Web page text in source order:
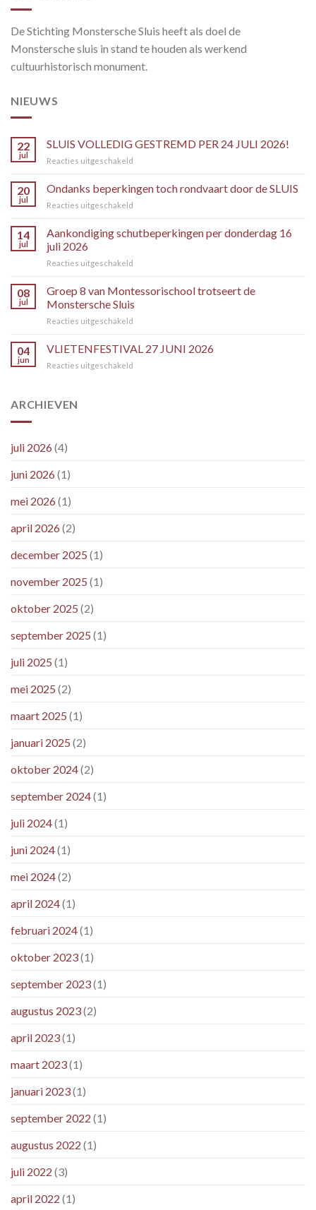
De Stichting Monstersche Sluis heeft als doel de
Monstersche sluis in stand te houden als werkend
cultuurhistorisch monument.
NIEUWS
22
jul
SLUIS VOLLEDIG GESTREMD PER 24 JULI 2026!
Reacties uitgeschakeld
VOLLEDIG
GESTREMD
JULI
20
jul
Ondanks beperkingen toch rondvaart door de SLUIS
Reacties uitgeschakeld
beperkingen
SLUIS
14
jul
Aankondiging schutbeperkingen per donderdag 16
juli 2026
Reacties uitgeschakeld
schutbeperkingen
donderdag
2026
08
jul
Groep 8 van Montessorischool trotseert de
Monstersche Sluis
Reacties uitgeschakeld
8
04
jun
VLIETENFESTIVAL 27 JUNI 2026
Reacties uitgeschakeld
ARCHIEVEN
juli 2026 (4)
juni 2026 (1)
mei 2026 (1)
april 2026 (2)
december 2025 (1)
november 2025 (1)
oktober 2025 (2)
september 2025 (1)
juli 2025 (1)
mei 2025 (2)
maart 2025 (1)
januari 2025 (2)
oktober 2024(2)
september 2024(1)
juli 2024(1)
juni 2024(1)
mei 2024(2)
april 2024(1)
februari 2024(1)
oktober 2023(1)
september 2023(1)
augustus 2023(2)
april 2023(1)
maart 2023(1)
januari 2023(1)
september 2022 (1)
augustus 2022 (1)
juli 2022 (3)
april 2022 (1)